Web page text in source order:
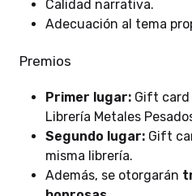
Calidad narrativa.
Adecuación al tema
Premios
Primer lugar: Gift card
Librería Metales
Segundo lugar: Gift
misma librería.
Además, se otorgarán